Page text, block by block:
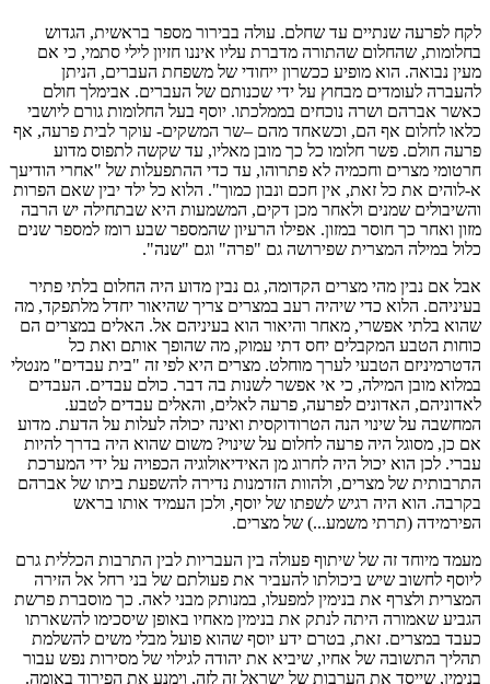
לקח לפרעה שנתיים עד שחלם. עולה בבירור מספר בראשית, הגדוש
בחלומות, שהחלום שהתורה מדברת עליו איננו חזיון לילי סתמי, כי אם
מעין נבואה. הוא מופיע ככשרון ייחודי של משפחת העברים, הניתן
להעברה לעומדים מבחוץ על ידי שכנותם של העברים. אבימלך חולם
כאשר אברהם ושרה נוכחים בממלכתו. יוסף בעל החלומות גורם ליושבי
כלאו לחלום אף הם, וכשאחד מהם –שר המשקים- עוקר לבית פרעה, אף
פרעה חולם. פשר חלומו כל כך מובן מאליו, עד שקשה לתפוס מדוע
חרטומי מצרים וחכמיה לא פתרוהו, עד כדי ההתפעלות של "אחרי הודיעך
א-לוהים את כל זאת, אין חכם ונבון כמוך". הלוא כל ילד יבין שאם הפרות
והשיבולים שמנים ולאחר מכן דקים, המשמעות היא שבתחילה יש הרבה
מזון ואחר כך חוסר במזון. אפילו הרעיון שהמספר שבע רומז למספר שנים
כלול במילה המצרית שפירושה גם "פרה" וגם "שנה".
אבל אם נבין מהי מצרים הקדומה, גם נבין מדוע היה החלום בלתי פתיר
בעיניהם. הלוא כדי שיהיה רעב במצרים צריך שהיאור יחדל מלתפקד, מה
שהוא בלתי אפשרי, מאחר והיאור הוא בעיניהם אל. האלים במצרים הם
כוחות הטבע המקבלים יחס דתי עמוק, מה שהופך אותם ואת כל
הדטרמיניזם הטבעי לערך מוחלט. מצרים היא לפי זה "בית עבדים" מנטלי
במלוא מובן המילה, כי אי אפשר לשנות בה דבר. כולם עבדים. העבדים
לאדוניהם, האדונים לפרעה, פרעה לאלים, והאלים עבדים לטבע.
המחשבה על שינוי הנה הטרודוקסית ואינה יכולה לעלות על הדעת. מדוע
אם כן, מסוגל היה פרעה לחלום על שינוי? משום שהוא היה בדרך להיות
עברי. לכן הוא יכול היה לחרוג מן האידיאולוגיה הכפויה על ידי המערכת
התרבותית של מצרים, ולהוות הזדמנות נדירה להשפעת ביתו של אברהם
בקרבה. הוא היה רגיש לשפתו של יוסף, ולכן העמיד אותו בראש
הפירמידה (תרתי משמע...) של מצרים.
מעמד מיוחד זה של שיתוף פעולה בין העבריות לבין התרבות הכללית גרם
ליוסף לחשוב שיש ביכולתו להעביר את פעולתם של בני רחל אל הזירה
המצרית ולצרף את בנימין למפעלו, במנותק מבני לאה. כך מוסברת פרשת
הגביע שאמורה היתה לנתק את בנימין מאחיו באופן שיסכימו להשארתו
כעבד במצרים. זאת, בטרם ידע יוסף שהוא פועל מבלי משים להשלמת
תהליך התשובה של אחיו, שיביא את יהודה לגילוי של מסירות נפש עבור
בנימין, שייסד את הערבות של ישראל זה לזה, וימנע את הפירוד באומה.